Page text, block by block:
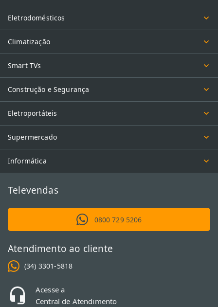
Eletrodomésticos
Climatização
Smart TVs
Construção e Segurança
Eletroportáteis
Supermercado
Informática
Televendas
0800 729 5206
Atendimento ao cliente
(34) 3301-5818
Acesse a
Central de Atendimento